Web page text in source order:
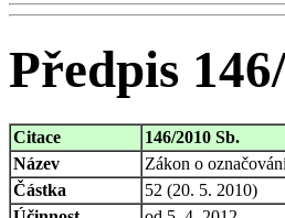
Předpis
Citace
146/2010 Sb.
Název
Zákon o
Částka
52 (20. 5. 2010)